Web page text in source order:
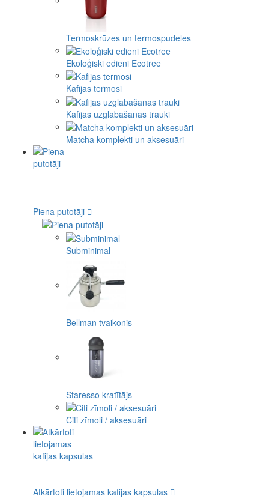
Termoskrūzes un termospudeles
Ekoloģiski ēdieni Ecotree
Kafijas termosi
Kafijas uzglabāšanas trauki
Matcha komplekti un aksesuāri
Piena putotāji
Subminimal
Bellman tvaikonis
Staresso kratītājs
Citi zīmoli / aksesuāri
Atkārtoti lietojamas kafijas kapsulas